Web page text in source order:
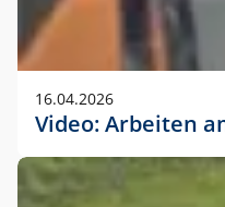
16.04.2026
Video: Arbeiten